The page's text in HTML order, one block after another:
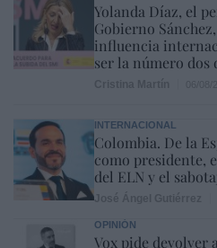
Yolanda Díaz, el
Gobierno
influencia
ser la número dos
INTERNACIONAL
Colombia. De la
como presidente,
del ELN y el
OPINIÓN
Vox pide devolver